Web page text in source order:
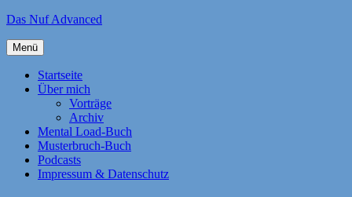
Zum
springen
Das Nuf Advanced
Menü
Startseite
Über mich
Vorträge
Archiv
Mental Load-Buch
Musterbruch-Buch
Podcasts
Impressum & Datenschutz